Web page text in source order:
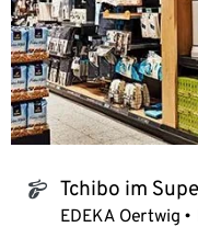
tchibo_logo Tchibo im
EDEKA Oertwig